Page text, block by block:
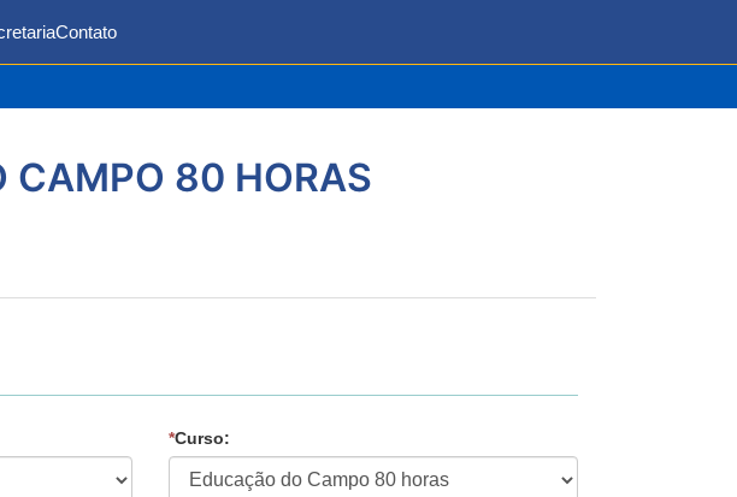
Contato
CAMPO 80 HORAS
*Curso: